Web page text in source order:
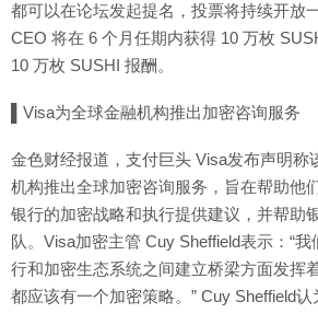
都可以在论坛发起提名，投票将持续开放
CEO 将在 6 个月任期内获得 10 万枚
10 万枚 SUSHI 报酬。
▌Visa为全球金融机构推出加密咨询服务
金色财经报道，支付巨头 Visa发布声明称
机构推出全球加密咨询服务，旨在帮助他
银行的加密战略和执行提供建议，并帮助
队。Visa加密主管 Cuy Sheffield表示：“
行和加密生态系统之间建立桥梁方面发挥
都应该有一个加密策略。” Cuy Sheffield